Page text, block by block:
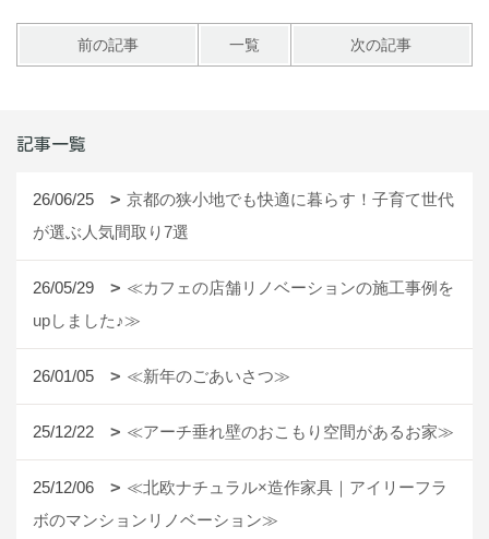
前の記事 一覧 次の記事
記事一覧
26/06/25
京都の狭小地でも快適に暮らす！子育て世代
が選ぶ人気間取り7選
26/05/29
≪カフェの店舗リノベーションの施工事例を
upしました♪≫
26/01/05 ≪新年のごあいさつ≫
25/12/22 ≪アーチ垂れ壁のおこもり空間があるお家≫
25/12/06
≪北欧ナチュラル×造作家具｜アイリーフラ
ボのマンションリノベーション≫